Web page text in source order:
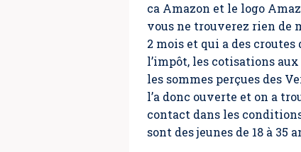
ca Amazon et le logo
vous ne trouverez rien de
2 mois et qui a des
l’impôt, les cotisations
les sommes perçues des
l’a donc ouverte et on a
contact dans les
sont des jeunes de 18 à 35